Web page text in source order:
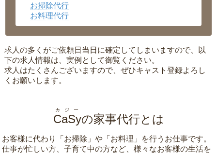
お掃除代行
お料理代行
求人の多くがご依頼日当日に確定してしまいますので、以
下の求人情報は、実例として御覧ください。
求人はたくさんございますので、ぜひキャスト登録よろし
くお願いします。
CaSy
カジー
の家事代行とは
お客様に代わり「 お掃除 」や「 お料理 」を行うお仕事です。
仕事が忙しい方、子育て中の方など、様々なお客様の生活を